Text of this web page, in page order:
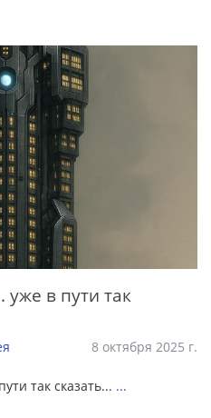
уже в пути так
8 октября 2025 г.
так сказать... ...